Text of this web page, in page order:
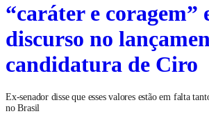
“caráter e coragem”
discurso no
candidatura de Ciro
Ex-senador disse que esses valores estão em falta
no Brasil